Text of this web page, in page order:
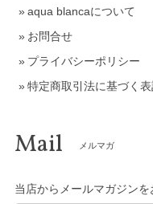
aqua blancaについて
お問合せ
プライバシーポリシー
特定商取引法に基づく
Mail メルマガ
当店からメールマガジンを